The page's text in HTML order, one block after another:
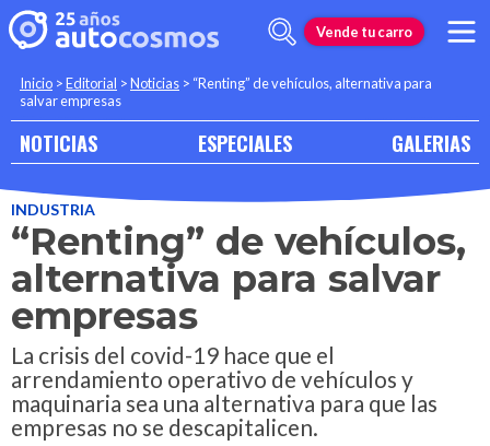
Vende tu carro
Inicio >Editorial >Noticias > “Renting” de vehículos, alternativa para
salvar empresas
NOTICIAS ESPECIALES GALERIAS
INDUSTRIA
“Renting” de vehículos,
alternativa para salvar
empresas
La crisis del covid-19 hace que el
arrendamiento operativo de vehículos y
maquinaria sea una alternativa para que las
empresas no se descapitalicen.